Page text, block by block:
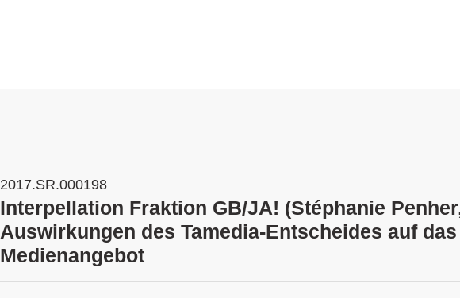
2017.SR.000198
Interpellation Fraktion GB/JA! (Stéphanie
Auswirkungen des Tamedia-Entscheides auf
Medienangebot